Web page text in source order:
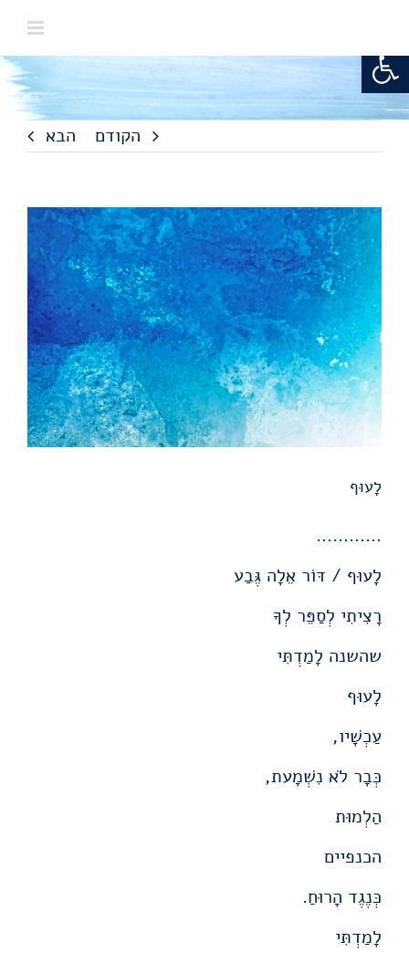
פתח סרגל נגישות
הקודם הבא
לָעוּף
…………
לָעוּף / דּוֹר אֵלָה גֶּבַע
רָצִיתִי לְסַפֵּר לְךָ
שהשנה לָמַדְתִּי
לָעוּף
עַכְשָׁיו,
כְּבָר לֹא נִשְׁמָעת,
הַלְמוּת
הכנפיים
כְּנֶגֶד הָרוּחַ.
לָמַדְתִּי